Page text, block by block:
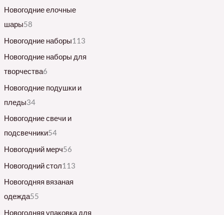
Новогодние елочные
шары58
Новогодние наборы113
Новогодние наборы для
творчества6
Новогодние подушки и
пледы34
Новогодние свечи и
подсвечники54
Новогодний мерч56
Новогодний стол113
Новогодняя вязаная
одежда55
Новогодняя упаковка для